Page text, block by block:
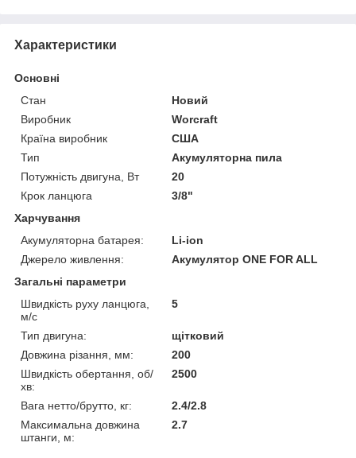
Характеристики
Основні
Стан
Новий
Виробник
Worcraft
Країна виробник
США
Тип
Акумуляторна пила
Потужність двигуна, Вт
20
Крок ланцюга
3/8"
Харчування
Акумуляторна батарея:
Li-ion
Джерело живлення:
Акумулятор ONE FOR ALL
Загальні параметри
Швидкість руху ланцюга,
м/с
5
Тип двигуна:
щітковий
Довжина різання, мм:
200
Швидкість обертання, об/
хв:
2500
Вага нетто/брутто, кг:
2.4/2.8
Максимальна довжина
штанги, м:
2.7